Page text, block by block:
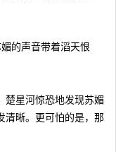
的声音带着滔天恨
星河惊恐地发现苏媚
清晰。更可怕的是，那